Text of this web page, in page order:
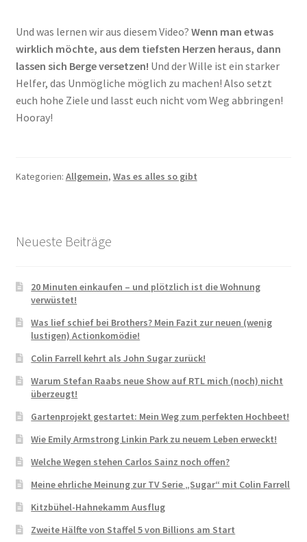
Und was lernen wir aus diesem Video? Wenn man etwas
wirklich möchte, aus dem tiefsten Herzen heraus, dann
lassen sich Berge versetzen! Und der Wille ist ein starker
Helfer, das Unmögliche möglich zu machen! Also setzt
euch hohe Ziele und lasst euch nicht vom Weg abbringen!
Hooray!
Kategorien: Allgemein, Was es alles so gibt
Neueste Beiträge
20 Minuten einkaufen – und plötzlich ist die Wohnung
verwüstet!
Was lief schief bei Brothers? Mein Fazit zur neuen (wenig
lustigen) Actionkomödie!
Colin Farrell kehrt als John Sugar zurück!
Warum Stefan Raabs neue Show auf RTL mich (noch) nicht
überzeugt!
Gartenprojekt gestartet: Mein Weg zum perfekten Hochbeet!
Wie Emily Armstrong Linkin Park zu neuem Leben erweckt!
Welche Wegen stehen Carlos Sainz noch offen?
Meine ehrliche Meinung zur TV Serie „Sugar“ mit Colin Farrell
Kitzbühel-Hahnekamm Ausflug
Zweite Hälfte von Staffel 5 von Billions am Start